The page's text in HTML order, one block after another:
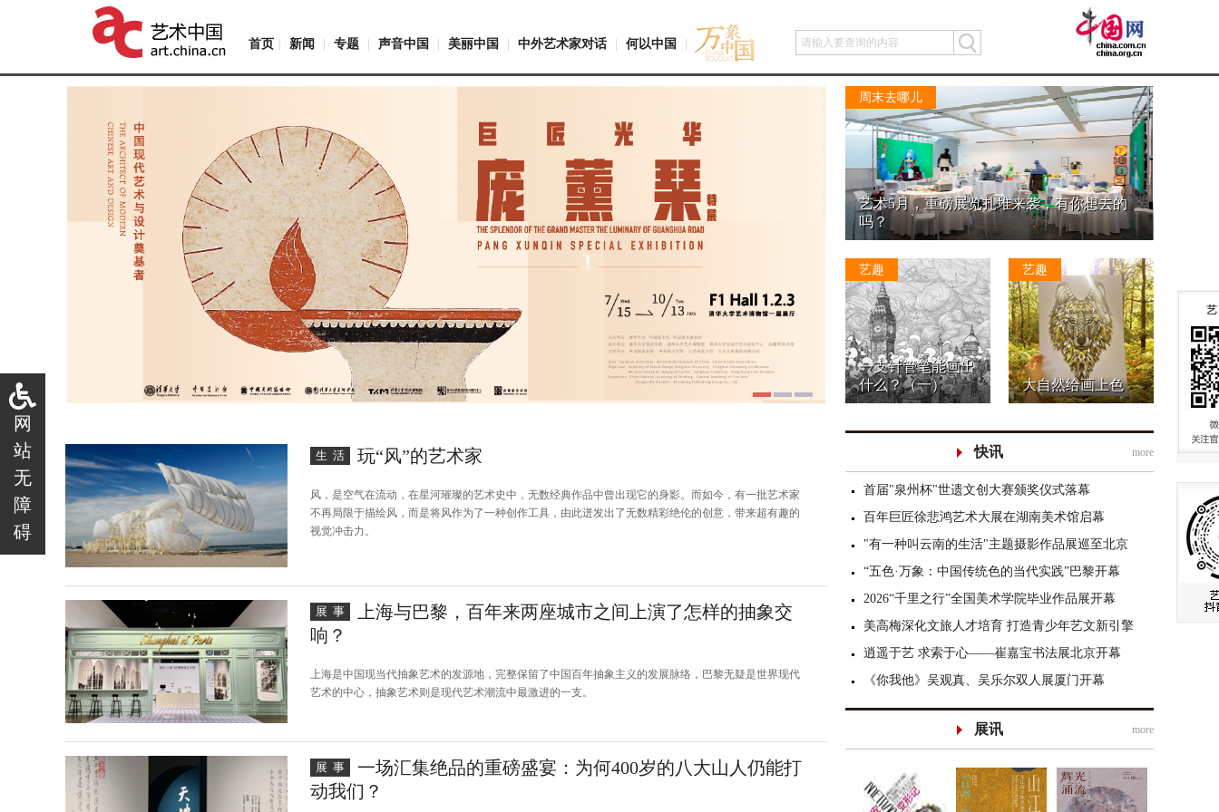
首页 新闻 专题 声音中国 美丽中国 中外艺术家对话 何以中国
周末去哪儿
艺术5月，重磅展览扎堆来袭，有你想去的
吗？
艺趣
一支针管笔能画出
什么？（一）
艺趣
大自然给画上色
生活 玩“风”的艺术家
风，是空气在流动，在星河璀璨的艺术史中，无数经典作品中曾出现它的身影。而如今，有一批艺术家
不再局限于描绘风，而是将风作为了一种创作工具，由此迸发出了无数精彩绝伦的创意，带来超有趣的
视觉冲击力。
展事
上海与巴黎，百年来两座城市之间上演了怎样的抽象交
响？
上海是中国现当代抽象艺术的发源地，完整保留了中国百年抽象主义的发展脉络，巴黎无疑是世界现代
艺术的中心，抽象艺术则是现代艺术潮流中最激进的一支。
展事
一场汇集绝品的重磅盛宴：为何400岁的八大山人仍能打
动我们？
more
快讯
首届"泉州杯"世遗文创大赛颁奖仪式落幕
百年巨匠徐悲鸿艺术大展在湖南美术馆启幕
"有一种叫云南的生活"主题摄影作品展巡至北京
“五色·万象：中国传统色的当代实践”巴黎开幕
2026“千里之行”全国美术学院毕业作品展开幕
美高梅深化文旅人才培育 打造青少年艺文新引擎
逍遥于艺 求索于心——崔嘉宝书法展北京开幕
《你我他》吴观真、吴乐尔双人展厦门开幕
more
展讯
网
站
无
障
碍